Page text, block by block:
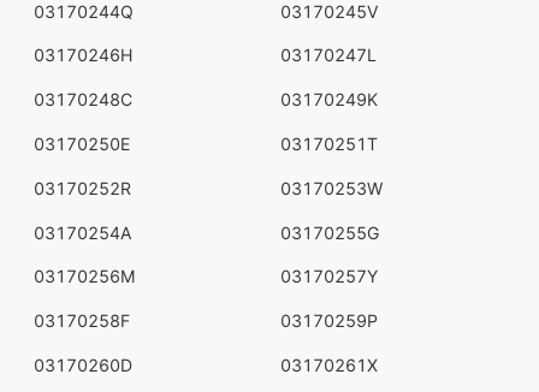
03170244Q 03170245V
03170246H 03170247L
03170248C 03170249K
03170250E 03170251T
03170252R 03170253W
03170254A 03170255G
03170256M 03170257Y
03170258F 03170259P
03170260D 03170261X